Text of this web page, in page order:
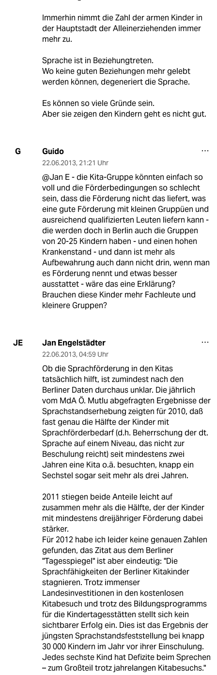
Immerhin nimmt die Zahl der armen Kinder in
der Hauptstadt der Alleinerziehenden immer
mehr zu.
Sprache ist in Beziehungtreten.
Wo keine guten Beziehungen mehr gelebt
werden können, degeneriert die Sprache.
Es können so viele Gründe sein.
Aber sie zeigen den Kindern geht es nicht gut.
G Guido
22.06.2013, 21:21 Uhr
@Jan E - die Kita-Gruppe könnten einfach so
voll und die Förderbedingungen so schlecht
sein, dass die Förderung nicht das liefert, was
eine gute Förderung mit kleinen Gruppüen und
ausreichend qualifizierten Leuten liefern kann -
die werden doch in Berlin auch die Gruppen
von 20-25 Kindern haben - und einen hohen
Krankenstand - und dann ist mehr als
Aufbewahrung auch dann nicht drin, wenn man
es Förderung nennt und etwas besser
ausstattet - wäre das eine Erklärung?
Brauchen diese Kinder mehr Fachleute und
kleinere Gruppen?
JE Jan Engelstädter
22.06.2013, 04:59 Uhr
Ob die Sprachförderung in den Kitas
tatsächlich hilft, ist zumindest nach den
Berliner Daten durchaus unklar. Die jährlich
vom MdA Ö. Mutlu abgefragten Ergebnisse der
Sprachstandserhebung zeigten für 2010, daß
fast genau die Hälfte der Kinder mit
Sprachförderbedarf (d.h. Beherrschung der dt.
Sprache auf einem Niveau, das nicht zur
Beschulung reicht) seit mindestens zwei
Jahren eine Kita o.ä. besuchten, knapp ein
Sechstel sogar seit mehr als drei Jahren.
2011 stiegen beide Anteile leicht auf
zusammen mehr als die Hälfte, der der Kinder
mit mindestens dreijähriger Förderung dabei
stärker.
Für 2012 habe ich leider keine genauen Zahlen
gefunden, das Zitat aus dem Berliner
"Tagesspiegel" ist aber eindeutig: "Die
Sprachfähigkeiten der Berliner Kitakinder
stagnieren. Trotz immenser
Landesinvestitionen in den kostenlosen
Kitabesuch und trotz des Bildungsprogramms
für die Kindertagesstätten stellt sich kein
sichtbarer Erfolg ein. Dies ist das Ergebnis der
jüngsten Sprachstandsfeststellung bei knapp
30 000 Kindern im Jahr vor ihrer Einschulung.
Jedes sechste Kind hat Defizite beim Sprechen
– zum Großteil trotz jahrelangen Kitabesuchs."